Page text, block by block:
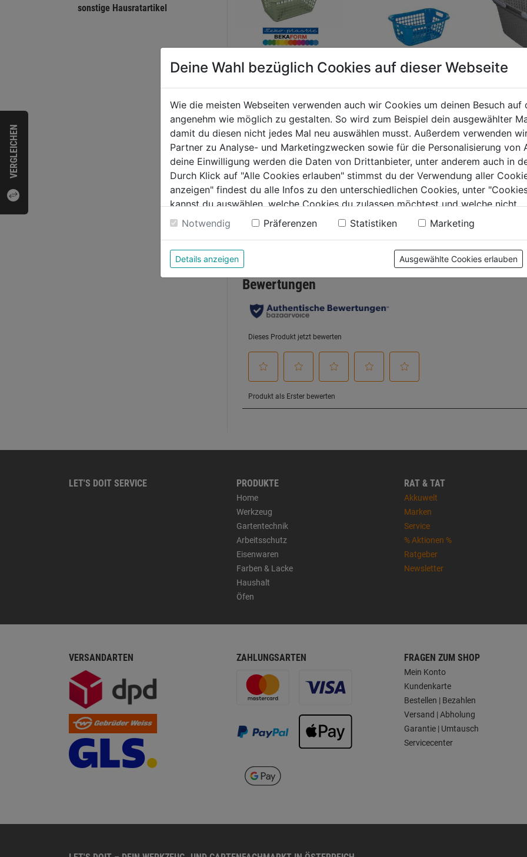
VERGLEICHEN
sonstige Hausratartikel
0.0
von
5
Sternen.
11,59€
Wäschekorb Serie
2000
0.0 (0)
0.0
von
5
Sternen.
11,99€
Griffen
0.0
von
5
Sternen.
12,99€
Bewertung
LET'S DOIT SERVICE PRODUKTE
Home
Werkzeug
Gartentechnik
Arbeitsschutz
Eisenwaren
Farben & Lacke
Haushalt
Öfen
RAT & TAT
Akkuwelt
Marken
Service
% Aktionen %
Ratgeber
Newsletter
VERSANDARTEN ZAHLUNGSARTEN FRAGEN ZUM SHOP
Mein Konto
Kundenkarte
Bestellen | Bezahlen
Versand | Abholung
Garantie | Umtausch
Servicecenter
Deine Wahl bezüglich Cookies auf dieser Webseite
Wie die meisten Webseiten verwenden auch wir Cookies um deinen Besuch auf
angenehm wie möglich zu gestalten. So wird zum Beispiel dein ausgewählter
damit du diesen nicht jedes Mal neu auswählen musst. Außerdem verwenden
Partner zu Analyse- und Marketingzwecken sowie für die Personalisierung von
deine Einwilligung werden die Daten von Drittanbieter, unter anderem auch in
Durch Klick auf "Alle Cookies erlauben" stimmst du der Verwendung aller
anzeigen" findest du alle Infos zu den unterschiedlichen Cookies, unter
kannst du auswählen, welche Cookies du zulassen möchtest und welche nicht.
Weitere Informationen findest du in unserer Datenschutzerklärung
Notwendig Präferenzen Statistiken Marketing
Details anzeigen Ausgewählte Cookies erlauben